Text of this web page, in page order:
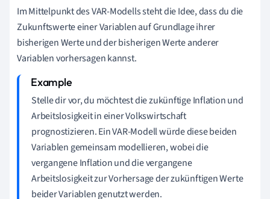
Im Mittelpunkt des VAR-Modells steht die Idee, dass du die
Zukunftswerte einer Variablen auf Grundlage ihrer
bisherigen Werte und der bisherigen Werte anderer
Variablen vorhersagen kannst.
Stelle dir vor, du möchtest die zukünftige Inflation und
Arbeitslosigkeit in einer Volkswirtschaft
prognostizieren. Ein VAR-Modell würde diese beiden
Variablen gemeinsam modellieren, wobei die
vergangene Inflation und die vergangene
Arbeitslosigkeit zur Vorhersage der zukünftigen Werte
beider Variablen genutzt werden.